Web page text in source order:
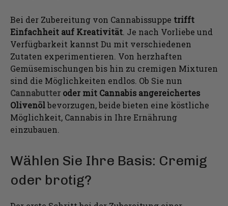
Bei der Zubereitung von Cannabissuppe trifft
Einfachheit auf Kreativität. Je nach Vorliebe und
Verfügbarkeit kannst Du mit verschiedenen
Zutaten experimentieren. Von herzhaften
Gemüsemischungen bis hin zu cremigen Mixturen
sind die Möglichkeiten endlos. Ob Sie nun
Cannabutter oder mit Cannabis angereichertes
Olivenölbevorzugen, beide bieten eine köstliche
Möglichkeit, Cannabis in Ihre Ernährung
einzubauen.
Wählen Sie Ihre Basis: Cremig
oder brotig?